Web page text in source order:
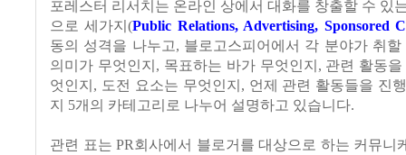
포레스터 리서치는 온라인 상에서 대화를 창출할 수 있
으로 세가지(Public Relations, Advertising, Sponsored
동의 성격을 나누고, 블로고스피어에서 각 분야가 취
의미가 무엇인지 , 목표하는 바가 무엇인지 , 관련 활동
엇인지 , 도전 요소는 무엇인지 , 언제 관련 활동들을 진
지
5개의 카테고리로 나누어 설명하고 있습니다.
관련 표는 PR회사에서 블로거를 대상으로 하는 커뮤니